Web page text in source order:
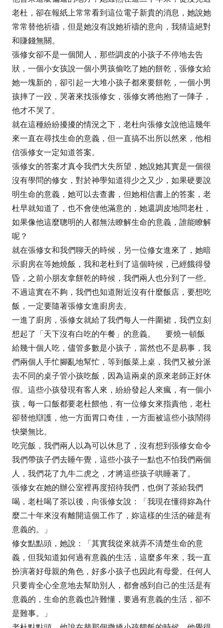
老杜，卻在報紙上常常看到這位電子新貴的消息，她說她
常常替他祈禱，但是她沒有說她祈禱的意向，我猜這絕對
和賺錢無關。
張修女卻不是一個閒人，那些調皮的小孩子不停地去告
狀，一個小女孩說一個小男孩偷吃了她的餅乾，張修女給
她一塊新的，卻引起一大堆小孩子都來要餅乾，一個小男
孩摔了一跤，哭著來找張修女，張修女將他抱了一陣子，
他才不哭了。
就在這種紛紛擾擾的情況之下，老杜向張修女說他這幾年
來一直在尋找生命的意義，但一直搞不出所以然來，他相
信張修女一定知道答案。
張修女的答案才真令我們大失所望，她說她其實是一個很
沒有學問的修女，對於神學知道得少之又少，如果硬要說
明生命的意義，她可以去查書，但她相信書上的答案，老
杜早就知道了，也不會使他滿意的，她還調皮地問老杜，
如果像他這麼聰明的人都無法瞭解生命的意義，誰能瞭解
呢？
就在張修女和我們聊天的時候，另一位修女進來了，她暗
示廚房在等她燒飯，我和老杜到了這個時候，已經餓得發
昏，之前小朋友拿餅乾的時候，我們兩人也分到了一些。
不過這實在不夠，我們也知道附近沒有什麼飯店，要想吃
飯，一定要隨著張修女進廚房去。
一進了廚房，張修女就給了我們每人一件圍裙，我們立刻
想起了「天下沒有白吃的午餐」的意義。 要燒一頓飯
給幾十個人吃，儘管多數是小孩子，當然也不是易事，我
們兩個人手忙腳亂地幫忙，等到飯菜上桌，我們又被分派
去不同的桌子管小孩吃飯，因為這兩桌的原來老師正好休
假。這些小孩發現有客人來，紛紛發起人來瘋，有一個小
孩，每一口飯都要老杜餵他，有一位修女來指責他，老杜
卻替他辯護，他一方面胃口奇佳，一方面被這些小孩鬧得
快樂無比。
吃完飯，我們兩人以為可以休息了，沒有想到張修女命令
我們帶孩子們去睡午覺，這些小孩子一點也不怕我們兩個
人，我們花了九牛二虎之，才將這些孩子哄睡著了。
張修女在她的辦公室裡再度招待我們，也倒了茶給我們
喝，老杜喝了茶以後，向張修女說：「我現在懂得妳為什
麼二十年來沒有離開這個工作了，妳這樣的生活的確是有
意義的。」
修女點點頭，她說：「其實我從來就弄不清楚生命的意
義，但我知道如何過有意義的生活，這麼多年來，我一直
扮演著好母親的角色，好多小孩子也因此有母愛。任何人
只要肯全心全意地去幫助別人，都會感到自己的生活是有
意義的，生命的意義也許難懂，要過有意義的生活，卻不
是難事。」